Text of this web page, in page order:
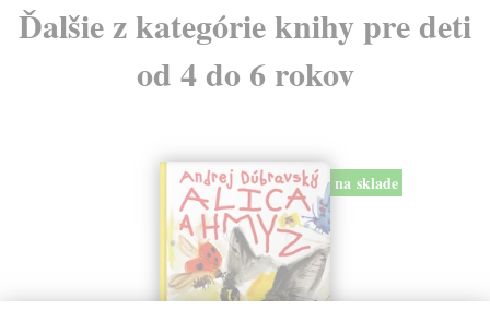
Ďalšie z kategórie knihy pre deti
od 4 do 6 rokov
na sklade